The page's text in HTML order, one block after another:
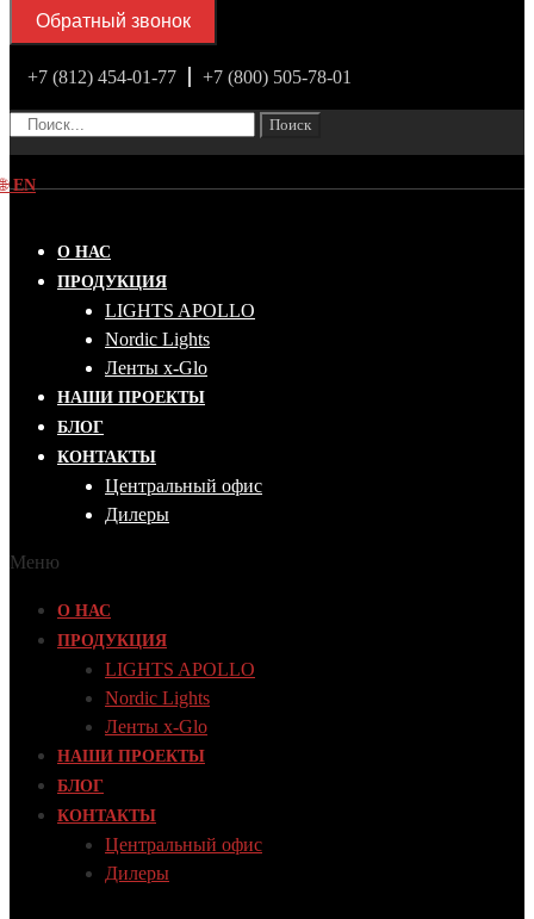
Обратный звонок
+7 (812) 454-01-77 +7 (800) 505-78-01
Поиск
EN
О НАС
ПРОДУКЦИЯ
LIGHTS APOLLO
Nordic Lights
Ленты x-Glo
НАШИ ПРОЕКТЫ
БЛОГ
КОНТАКТЫ
Центральный офис
Дилеры
Меню
О НАС
ПРОДУКЦИЯ
LIGHTS APOLLO
Nordic Lights
Ленты x-Glo
НАШИ ПРОЕКТЫ
БЛОГ
КОНТАКТЫ
Центральный офис
Дилеры